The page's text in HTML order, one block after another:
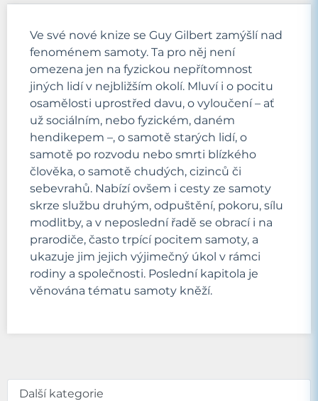
Ve své nové knize se Guy Gilbert zamýšlí nad
fenoménem samoty. Ta pro něj není
omezena jen na fyzickou nepřítomnost
jiných lidí v nejbližším okolí. Mluví i o pocitu
osamělosti uprostřed davu, o vyloučení – ať
už sociálním, nebo fyzickém, daném
hendikepem –, o samotě starých lidí, o
samotě po rozvodu nebo smrti blízkého
člověka, o samotě chudých, cizinců či
sebevrahů. Nabízí ovšem i cesty ze samoty
skrze službu druhým, odpuštění, pokoru, sílu
modlitby, a v neposlední řadě se obrací i na
prarodiče, často trpící pocitem samoty, a
ukazuje jim jejich výjimečný úkol v rámci
rodiny a společnosti. Poslední kapitola je
věnována tématu samoty kněží.
Další kategorie